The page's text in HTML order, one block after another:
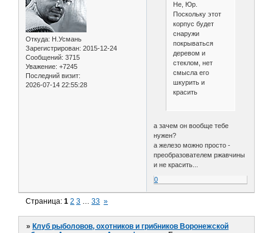
Откуда: Н.Усмань
Зарегистрирован: 2015-12-24
Сообщений: 3715
Уважение: +7245
Последний визит:
2026-07-14 22:55:28
Не, Юр.
Поскольку этот
корпус будет
снаружи
покрываться
деревом и
стеклом, нет
смысла его
шкурить и
красить
а зачем он вообще тебе
нужен?
а железо можно просто -
преобразователем ржавчины
и не красить...
0
Страница:1 2 3 33 »
» Клуб рыболовов, охотников и грибников Воронежской